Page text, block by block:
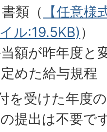
類（
【任意
ル:19.5KB)）
額が昨年度と
めた給与規程
を受けた年度
提出は不要で